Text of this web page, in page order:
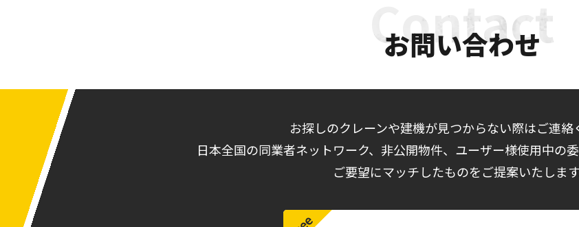
お問い合わせ
お探しのクレーンや建機が見つからない際はご連絡
日本全国の同業者ネットワーク、非公開物件、ユーザー様使用中の
ご要望にマッチしたものをご提案いたします